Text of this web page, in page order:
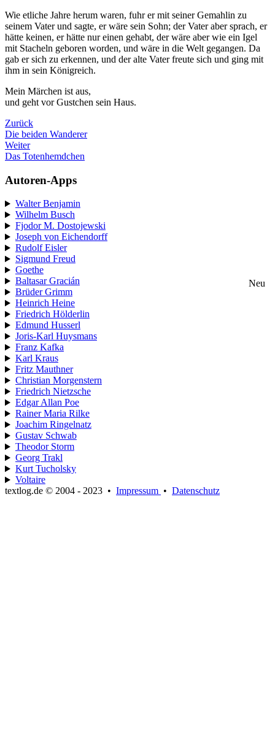
Wie etliche Jahre herum waren, fuhr er mit seiner Gemahlin zu
seinem Vater und sagte, er wäre sein Sohn; der Vater aber sprach, er
hätte keinen, er hätte nur einen gehabt, der wäre aber wie ein Igel
mit Stacheln geboren worden, und wäre in die Welt gegangen. Da
gab er sich zu erkennen, und der alte Vater freute sich und ging mit
ihm in sein Königreich.
Mein Märchen ist aus,
und geht vor Gustchen sein Haus.
Zurück
Die beiden Wanderer
Weiter
Das Totenhemdchen
Autoren-Apps
Walter Benjamin
Wilhelm Busch
Fjodor M. Dostojewski
Joseph von Eichendorff
Rudolf Eisler
Sigmund Freud
Goethe
Baltasar Gracián
Neu
Brüder Grimm
Heinrich Heine
Friedrich Hölderlin
Edmund Husserl
Joris-Karl Huysmans
Franz Kafka
Karl Kraus
Fritz Mauthner
Christian Morgenstern
Friedrich Nietzsche
Edgar Allan Poe
Rainer Maria Rilke
Joachim Ringelnatz
Gustav Schwab
Theodor Storm
Georg Trakl
Kurt Tucholsky
Voltaire
textlog.de © 2004 - 2023 • Impressum • Datenschutz